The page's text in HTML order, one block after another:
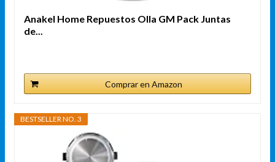
Anakel Home Repuestos Olla GM Pack Juntas
de...
Comprar en Amazon
BESTSELLER NO. 3